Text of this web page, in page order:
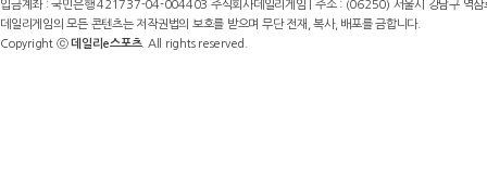
입금계좌 : 국민은행 421737-04-004403 주식회사데일리게임 | 주소 : (06250) 서울시 강남구
데일리게임의 모든 콘텐츠는 저작권법의 보호를 받으며 무단 전재, 복사, 배포를 금합니다.
Copyright ⓒ데일리e스포츠. All rights reserved.